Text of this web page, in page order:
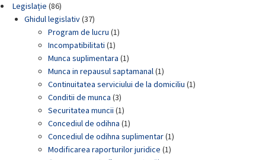
Legislație (86)
Ghidul legislativ(37)
Program de lucru (1)
Incompatibilitati (1)
Munca suplimentara (1)
Munca in repausul saptamanal(1)
Continuitatea serviciului de la domiciliu (1)
Conditii de munca (3)
Securitatea muncii (1)
Concediul de odihna (1)
Concediul de odihna suplimentar(1)
Modificarea raporturilor juridice (1)